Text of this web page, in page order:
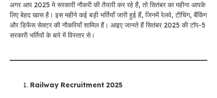
अगर आप 2025 मे सरकारी नौकरी की तैयारी कर रहे हैं, तो सितंबर का महीना आपके
लिए बेहद खास है। इस महीने कई बड़ी भर्तियाँ जारी हुई हैं, जिनमें रेलवे, टीचिंग, बैंकिंग
और डिफेंस सेक्टर की नौकरियाँ शामिल हैं। आइए जानते हैं सितंबर 2025 की टॉप-5
सरकारी भर्तियों के बारे में विस्तार से।
Railway Recruitment 2025